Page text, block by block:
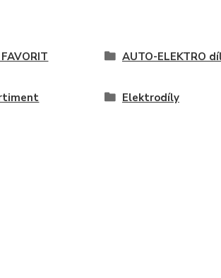
AUTO-ELEKTRO
Elektrodíly